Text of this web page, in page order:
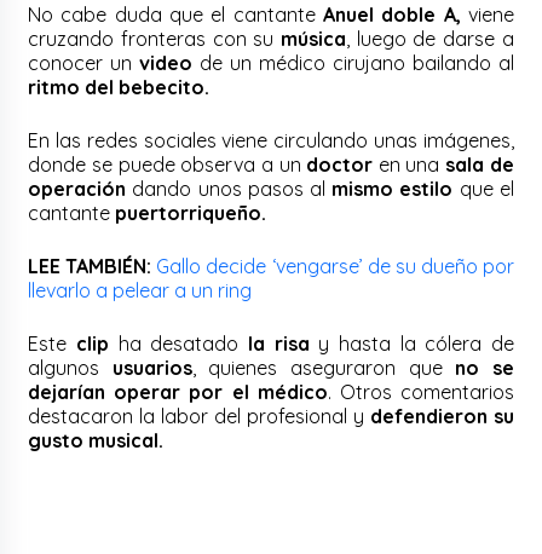
No cabe duda que el cantante Anuel doble A, viene
cruzando fronteras con su música , luego de darse a
conocer unvideo de un médico cirujano bailando al
ritmo del bebecito.
En las redes sociales viene circulando unas imágenes,
donde se puede observa a un doctor en una sala de
operación dando unos pasos al mismo estilo que el
cantante puertorriqueño.
LEE TAMBIÉN: Gallo decide ‘vengarse’ de su dueño por
llevarlo a pelear a un ring
Este clip ha desatado la risa y hasta la cólera de
algunos usuarios, quienes aseguraron queno se
dejarían operar por el médico. Otros comentarios
destacaron la labor del profesional y defendieron su
gusto musical.